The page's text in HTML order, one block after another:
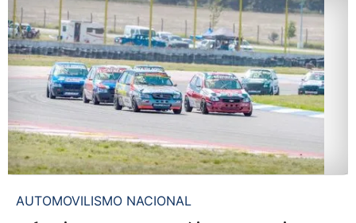
AUTOMOVILISMO NACIONAL